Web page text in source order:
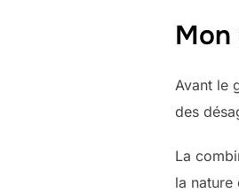
Mon
Avant le
des
La
la nature